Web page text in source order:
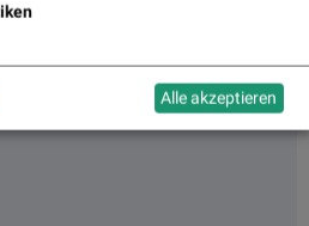
Alle akzeptieren